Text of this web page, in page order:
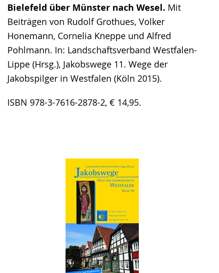
Bielefeld über Münster nach Wesel. Mit
Beiträgen von Rudolf Grothues, Volker
Honemann, Cornelia Kneppe und Alfred
Pohlmann. In: Landschaftsverband Westfalen-
Lippe (Hrsg.), Jakobswege 11. Wege der
Jakobspilger in Westfalen (Köln 2015).
ISBN 978-3-7616-2878-2, € 14,95.